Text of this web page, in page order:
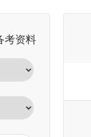
考资料